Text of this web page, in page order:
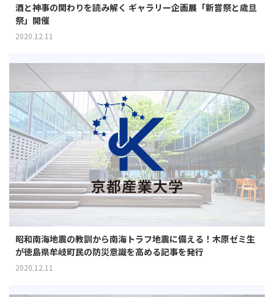
酒と神事の関わりを読み解く ギャラリー企画展「新嘗祭と歳旦
祭」開催
2020.12.11
昭和南海地震の教訓から南海トラフ地震に備える！木原ゼミ生
が徳島県牟岐町民の防災意識を高める記事を発行
2020.12.11